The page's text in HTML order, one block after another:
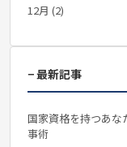
12月 (2)
− 最新記事
国家資格を持つあな
事術